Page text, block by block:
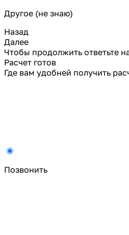
Другое (не знаю)
Назад
Далее
Чтобы продолжить ответьте
Расчет готов
Где вам удобней получить
Позвонить